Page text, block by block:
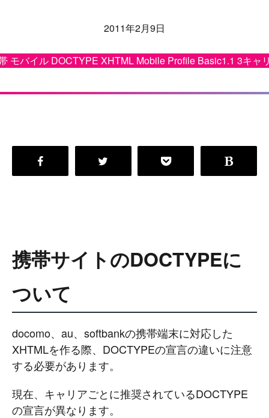
2011年2月9日
モバイル DOCTYPE XHTML Mobile Profile Basic1.1 3キャ
携帯サイトのDOCTYPEに
ついて
docomo、au、softbankの携帯端末に対応した
XHTMLを作る際、DOCTYPEの宣言の違いに注意
する必要があります。
現在、キャリアごとに推奨されているDOCTYPE
の宣言が異なります。